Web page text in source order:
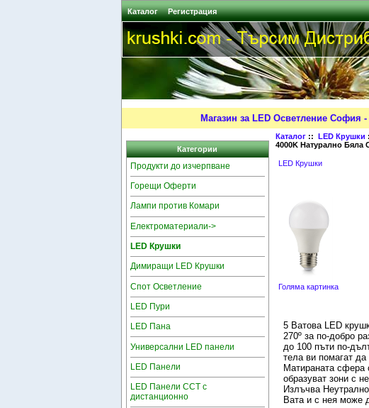
Каталог Регистрация
Магазин за LED Осветление София
Категории
Продукти до изчерпване
Горещи Оферти
Лампи против Комари
Електроматериали->
LED Крушки
Димиращи LED Крушки
Спот Осветление
LED Пури
LED Пана
Универсални LED панели
LED Панели
LED Панели CCT с
дистанционно
Каталог ::LED Крушки
4000K Натурално Бяла
LED Крушки
Голяма картинка
5 Ватова LED
270º за по-добро
до 100 пъти по-
тела ви помагат
Матираната сфера
образуват зони с
Излъчва
Вата и с нея може